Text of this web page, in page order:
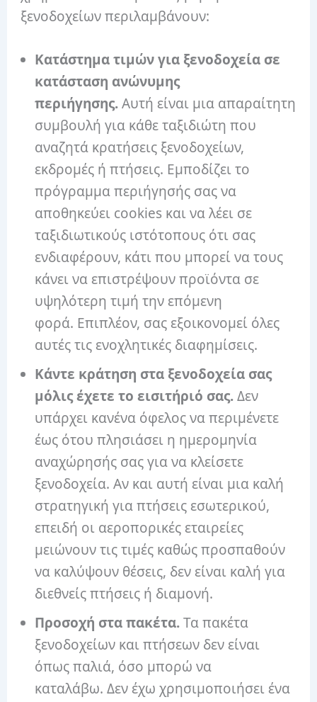
ξενοδοχείων περιλαμβάνουν:
Κατάστημα τιμών για ξενοδοχεία σε
κατάσταση ανώνυμης
περιήγησης.Αυτή είναι μια απαραίτητη
συμβουλή για κάθε ταξιδιώτη που
αναζητά κρατήσεις ξενοδοχείων,
εκδρομές ή πτήσεις. Εμποδίζει το
πρόγραμμα περιήγησής σας να
αποθηκεύει cookies και να λέει σε
ταξιδιωτικούς ιστότοπους ότι σας
ενδιαφέρουν, κάτι που μπορεί να τους
κάνει να επιστρέψουν προϊόντα σε
υψηλότερη τιμή την επόμενη
φορά. Επιπλέον, σας εξοικονομεί όλες
αυτές τις ενοχλητικές διαφημίσεις.
Κάντε κράτηση στα ξενοδοχεία σας
μόλις έχετε το εισιτήριό σας.Δεν
υπάρχει κανένα όφελος να περιμένετε
έως ότου πλησιάσει η ημερομηνία
αναχώρησής σας για να κλείσετε
ξενοδοχεία. Αν και αυτή είναι μια καλή
στρατηγική για πτήσεις εσωτερικού,
επειδή οι αεροπορικές εταιρείες
μειώνουν τις τιμές καθώς προσπαθούν
να καλύψουν θέσεις, δεν είναι καλή για
διεθνείς πτήσεις ή διαμονή.
Προσοχή στα πακέτα.Τα πακέτα
ξενοδοχείων και πτήσεων δεν είναι
όπως παλιά, όσο μπορώ να
καταλάβω. Δεν έχω χρησιμοποιήσει ένα